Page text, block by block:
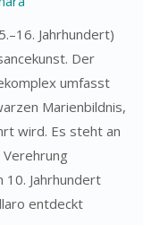
Jahrhundert)
Der
umfasst
Marienbildnis,
wird. Es steht an
Jahrhundert
entdeckt